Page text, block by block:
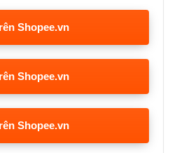
Shopee.vn
Shopee.vn
Shopee.vn